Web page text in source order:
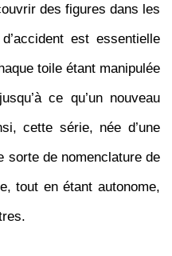
des figures dans les
est essentielle
toile étant manipulée
ce qu’un nouveau
cette série, née d’une
sorte de nomenclature de
tout en étant autonome,